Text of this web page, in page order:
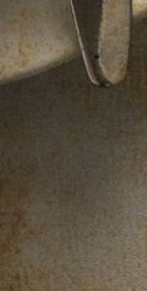
Saltar
al
contenido